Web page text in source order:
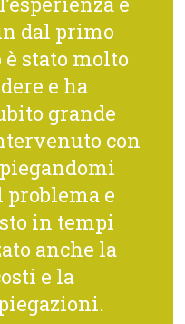
dal primo
stato molto
e ha
grande
con
e
in tempi
anche la
e la